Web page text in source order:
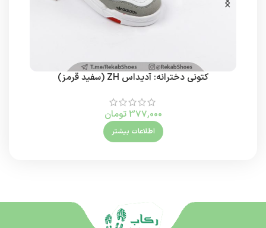
کتونی دخترانه: آدیداس ZH (سفید قرمز)
377,000 تومان
اطلاعات بیشتر